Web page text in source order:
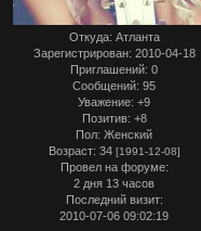
Откуда: Атланта
Зарегистрирован: 2010-04-18
Приглашений: 0
Сообщений: 95
Уважение: +9
Позитив: +8
Пол: Женский
Возраст: 34 [1991-12-08]
Провел на форуме:
2 дня 13 часов
Последний визит:
2010-07-06 09:02:19